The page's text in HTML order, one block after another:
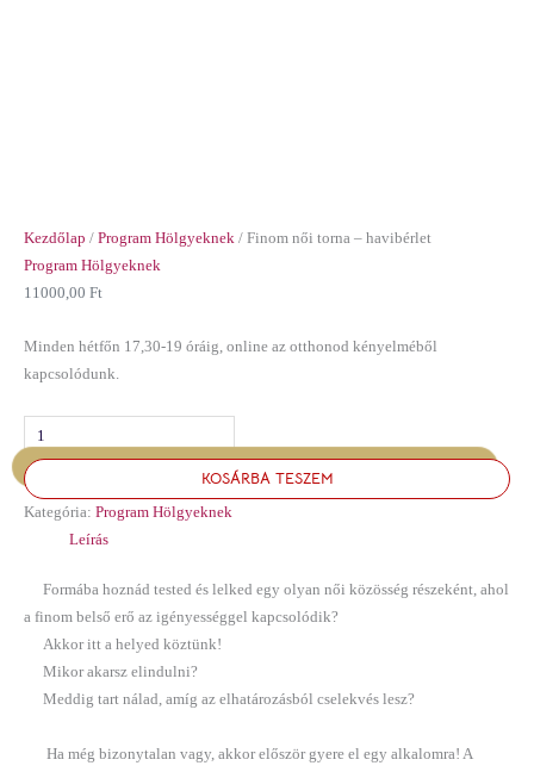
Kezdőlap / Program Hölgyeknek / Finom női torna – havibérlet
Program Hölgyeknek
11000,00 Ft
Minden hétfőn 17,30-19 óráig, online az otthonod kényelméből
kapcsolódunk.
KOSÁRBA TESZEM
Kategória: Program Hölgyeknek
Leírás
Formába hoznád tested és lelked egy olyan női közösség részeként, ahol
a finom belső erő az igényességgel kapcsolódik?
Akkor itt a helyed köztünk!
Mikor akarsz elindulni?
Meddig tart nálad, amíg az elhatározásból cselekvés lesz?
Ha még bizonytalan vagy, akkor először gyere el egy alkalomra! A